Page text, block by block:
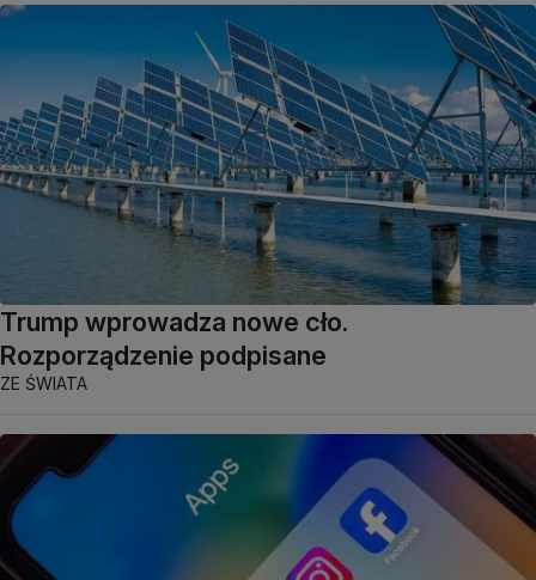
Trump wprowadza nowe cło.
Rozporządzenie podpisane
ZE ŚWIATA